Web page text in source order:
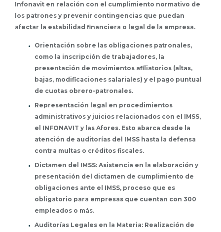
Infonavit en relación con el cumplimiento normativo de
los patrones y prevenir contingencias que puedan
afectar la estabilidad financiera o legal de la empresa.
Orientación sobre las obligaciones patronales,
como la inscripción de trabajadores, la
presentación de movimientos afiliatorios (altas,
bajas, modificaciones salariales) y el pago puntual
de cuotas obrero-patronales.
Representación legal en procedimientos
administrativos y juicios relacionados con el IMSS,
el INFONAVIT y las Afores. Esto abarca desde la
atención de auditorías del IMSS hasta la defensa
contra multas o créditos fiscales.
Dictamen del IMSS: Asistencia en la elaboración y
presentación del dictamen de cumplimiento de
obligaciones ante el IMSS, proceso que es
obligatorio para empresas que cuentan con 300
empleados o más.
Auditorías Legales en la Materia: Realización de